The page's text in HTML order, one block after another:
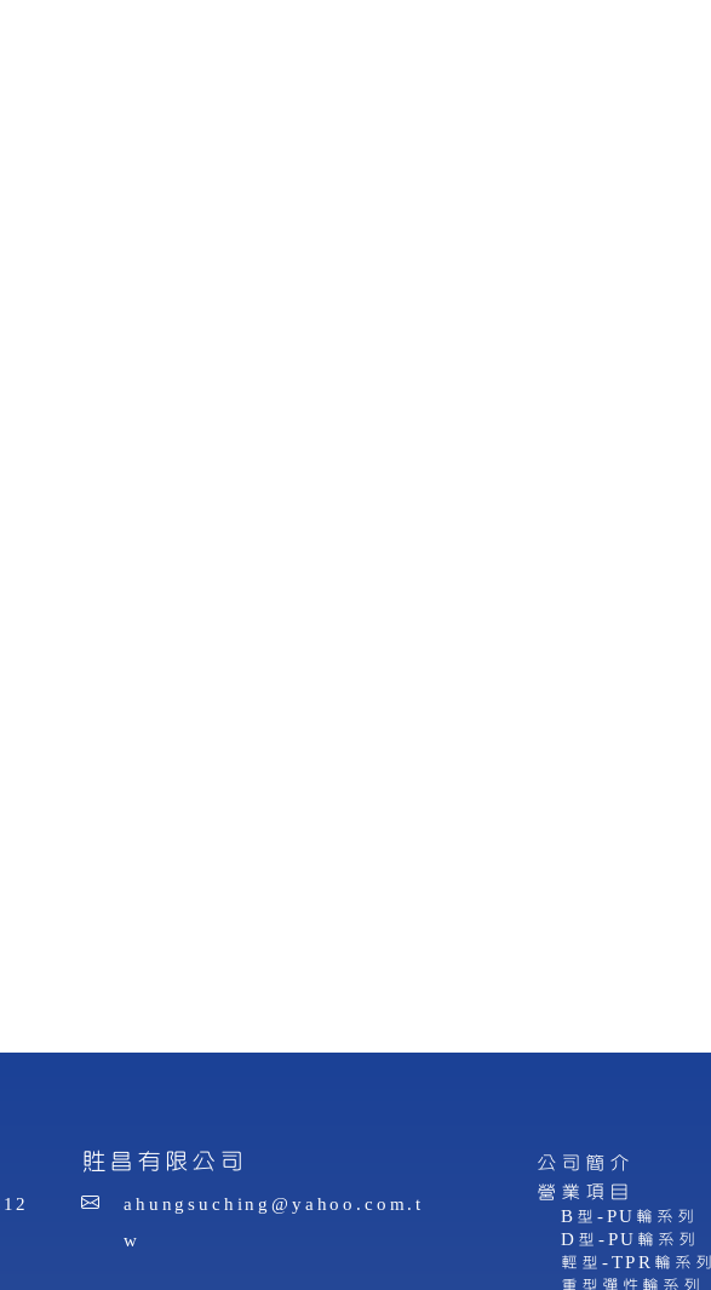
貹昌有限公司
ahungsuching@yahoo.com.t
w
公司簡介
營業項目
B型-PU輪系列
D型-PU輪系列
輕型-TPR輪系列
重型彈性輪系列